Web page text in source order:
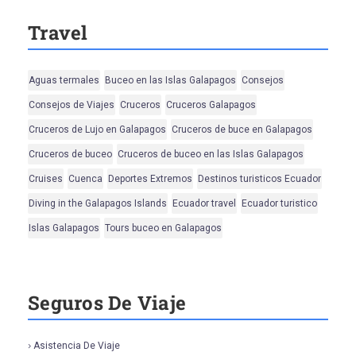
Travel
Aguas termales Buceo en las Islas Galapagos Consejos
Consejos de Viajes Cruceros Cruceros Galapagos
Cruceros de Lujo en Galapagos Cruceros de buce en Galapagos
Cruceros de buceo Cruceros de buceo en las Islas Galapagos
Cruises Cuenca Deportes Extremos Destinos turisticos Ecuador
Diving in the Galapagos Islands Ecuador travel Ecuador turistico
Islas Galapagos Tours buceo en Galapagos
Seguros De Viaje
Asistencia De Viaje